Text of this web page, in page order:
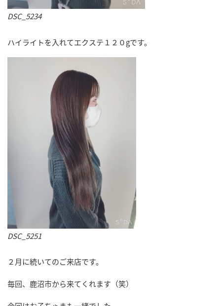
DSC_5234
ハイライトを入れてエクステ１２０gです。
DSC_5251
２月に続いてのご来店です。
毎回、鹿沼市から来てくれます（笑）